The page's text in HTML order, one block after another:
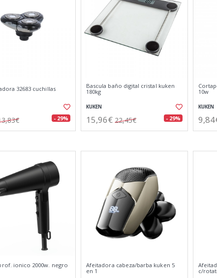
32683 cuchillas
- 29%
Bascula baño digital cristal kuken
180kg
KUKEN
15,96€ 22,45€ - 29%
10w
KUKEN
ionico 2000w. negro
Afeitadora cabeza/barba kuken 5
en 1
c/